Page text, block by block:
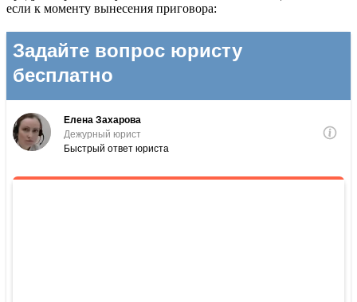
если к моменту вынесения приговора: